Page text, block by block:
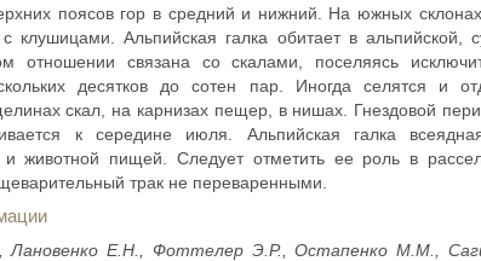
поясов гор в средний и нижний. На южных
клушицами. Альпийская галка обитает в альпийской,
отношении связана со скалами, поселяясь
десятков до сотен пар. Иногда селятся и
скал, на карнизах пещер, в нишах. Гнездовой
к середине июля. Альпийская галка
и животной пищей. Следует отметить ее роль в
трак не переваренными.
Лановенко Е.Н., Фоттелер Э.Р., Остапенко М.М.,